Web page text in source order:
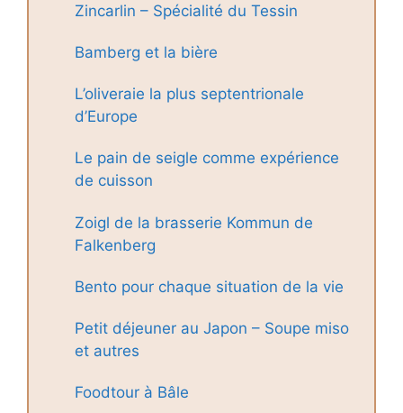
Zincarlin – Spécialité du Tessin
Bamberg et la bière
L’oliveraie la plus septentrionale
d’Europe
Le pain de seigle comme expérience
de cuisson
Zoigl de la brasserie Kommun de
Falkenberg
Bento pour chaque situation de la vie
Petit déjeuner au Japon – Soupe miso
et autres
Foodtour à Bâle